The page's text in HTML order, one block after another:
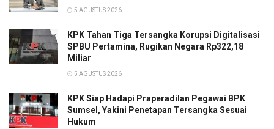
5 AGUSTUS 2026
KPK Tahan Tiga Tersangka Korupsi Digitalisasi
SPBU Pertamina, Rugikan Negara Rp322,18
Miliar
5 AGUSTUS 2026
KPK Siap Hadapi Praperadilan Pegawai BPK
Sumsel, Yakini Penetapan Tersangka Sesuai
Hukum